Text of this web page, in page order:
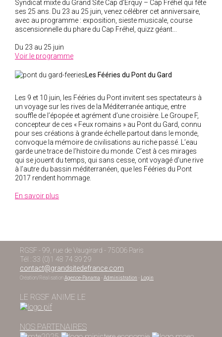
Syndicat mixte du Grand Site Cap d’Erquy – Cap Fréhel qui fête
ses 25 ans. Du 23 au 25 juin, venez célébrer cet anniversaire,
avec au programme : exposition, sieste musicale, course
ascensionnelle du phare du Cap Fréhel, quizz géant...
Du 23 au 25 juin
Voir le programme
Les Fééries du Pont du Gard
Les 9 et 10 juin, les Fééries du Pont invitent ses spectateurs à
un voyage sur les rives de la Méditerranée antique, entre
souffle de l’épopée et agrément d’une croisière. Le Groupe F,
concepteur de ces « Feux romains » au Pont du Gard, connu
pour ses créations à grande échelle partout dans le monde,
convoque la mémoire de civilisations au riche passé. L’eau
garde une trace de l’histoire du monde. C’est à ces mirages
qui se jouent du temps, qui sans cesse, ont voyagé d’une rive
à l’autre du bassin méditerranéen, que les Fééries du Pont
2017 rendent hommage.
En savoir plus
RGSF - 99, rue de Vaugirard - 75006 Paris
Tél : 33 (0)1 48 74 39 29
contact@grandsitedefrance.com
Création/RéalisationAgence-Panama - Administration - Login
LE RGSF ANIME LE
NOS PARTENAIRES